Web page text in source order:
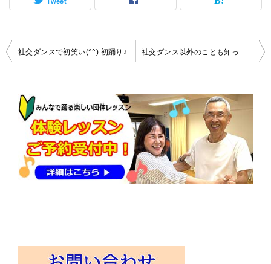
投
社交ダンスで初笑い(^^) 初踊り♪ 社交ダンス以外のことも知ってます